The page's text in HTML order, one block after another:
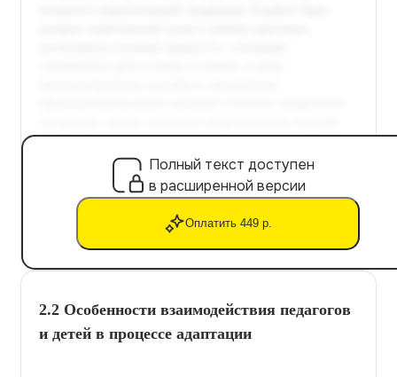
Полный текст доступен
в расширенной версии
Оплатить 449 р.
2.2 Особенности взаимодействия педагогов
и детей в процессе адаптации